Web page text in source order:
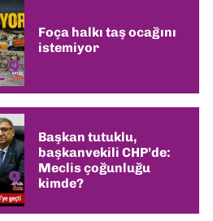
Foça halkı taş ocağını
istemiyor
Başkan tutuklu,
başkanvekili CHP’de:
Meclis çoğunluğu
kimde?